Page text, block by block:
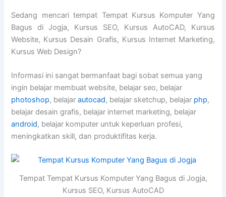
Sedang mencari tempat Tempat Kursus Komputer Yang
Bagus di Jogja, Kursus SEO, Kursus AutoCAD, Kursus
Website, Kursus Desain Grafis, Kursus Internet Marketing,
Kursus Web Design?
Informasi ini sangat bermanfaat bagi sobat semua yang
ingin belajar membuat website, belajar seo, belajar
photoshop, belajarautocad, belajar sketchup, belajar php,
belajar desain grafis, belajar internet marketing, belajar
android, belajar komputer untuk keperluan profesi,
meningkatkan skill, dan produktifitas kerja.
Tempat Tempat Kursus Komputer Yang Bagus di Jogja,
Kursus SEO, Kursus AutoCAD